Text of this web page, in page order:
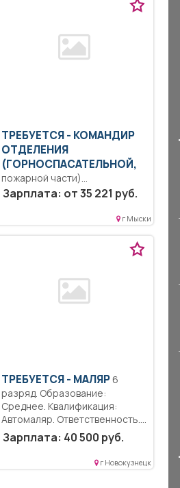
ТРЕБУЕТСЯ - КОМАНДИР
ОТДЕЛЕНИЯ
(ГОРНОСПАСАТЕЛЬНОЙ,
пожарной части)
Образование: Среднее
профессиональное
образование. Обязательное
прохождение специальной
Зарплата: от 35 221 руб.
г Мыски
ТРЕБУЕТСЯ - МАЛЯР6
разряд. Образование:
Среднее. Квалификация:
Автомаляр. Ответственность..
Выполнение работы по
подготовке поверхности...
Зарплата: 40 500 руб.
г Новокузнецк